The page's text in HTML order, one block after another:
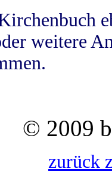
weitere
© 2009
zurück